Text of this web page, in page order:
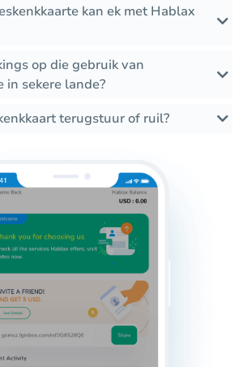
kan ek met Hablax
op die gebruik van
in sekere lande?
terugstuur of ruil?